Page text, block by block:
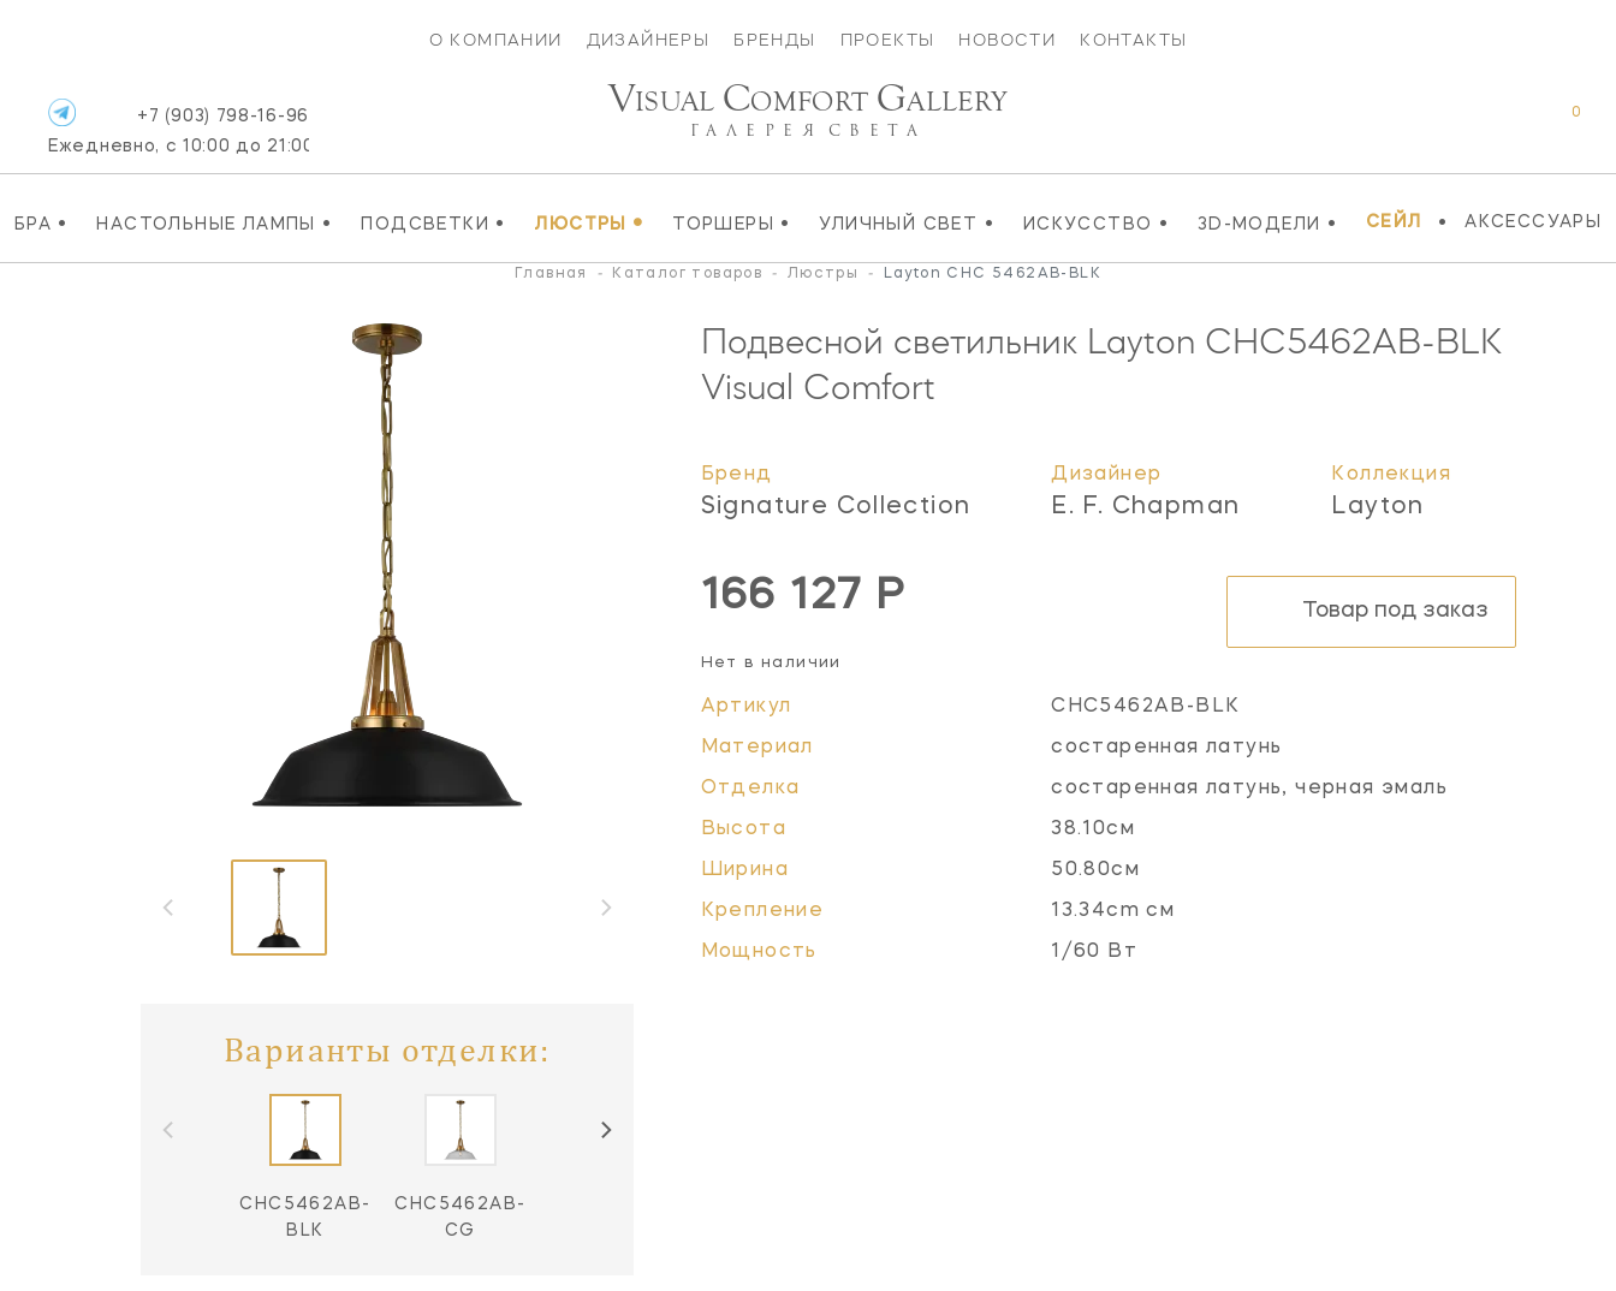
О КОМПАНИИ ДИЗАЙНЕРЫ БРЕНДЫ ПРОЕКТЫ НОВОСТИ КОНТАКТЫ
БРА • НАСТОЛЬНЫЕ ЛАМПЫ • ПОДСВЕТКИ • ЛЮСТРЫ • ТОРШЕРЫ • УЛИЧНЫЙ СВЕТ • ИСКУССТВО • 3D-МОДЕЛИ • СЕЙЛ • АКСЕССУАРЫ
+7 (903) 798-16-96
Ежедневно, с 10:00 до 21:00
0
VISUAL COMFORT GALLERY
ГАЛЕРЕЯ СВЕТА
Главная - Каталог товаров - Люстры - Layton CHC 5462AB-BLK
Варианты отделки:
CHC5462AB-
BLK
CHC5462AB-
CG
Подвесной светильник Layton CHC5462AB-BLK
Visual Comfort
Бренд
Signature Collection
Дизайнер
E. F. Chapman
Коллекция
Layton
166 127 Р
Нет в наличии
Товар под заказ
Артикул CHC5462AB-BLK
Материал состаренная латунь
Отделка состаренная латунь, черная эмаль
Высота 38.10см
Ширина 50.80см
Крепление 13.34cm см
Мощность 1/60 Вт